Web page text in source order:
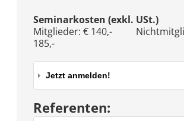
Seminarkosten (exkl. USt.)
Mitglieder: € 140,-
185,-
Jetzt anmelden!
Referenten: